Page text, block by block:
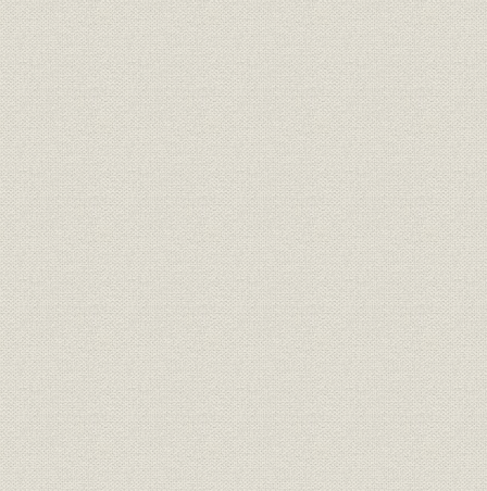
沿革
昭和55年(1980年)~平成15年
(2003年)
平成2年
(2003年)